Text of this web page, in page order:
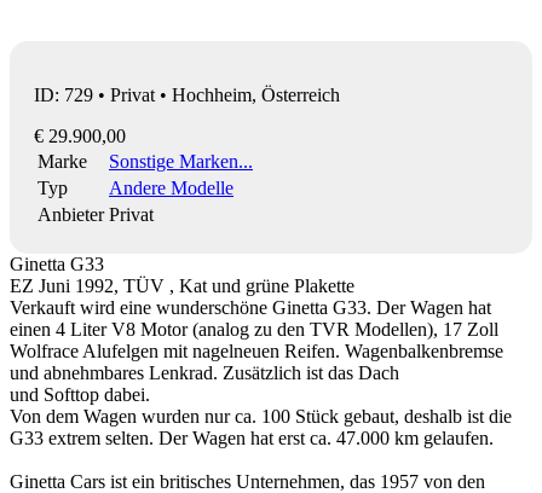
ID: 729 • Privat • Hochheim, Österreich
€ 29.900,00
Marke
Sonstige Marken...
Typ
Andere Modelle
Anbieter Privat
Ginetta G33
EZ Juni 1992, TÜV , Kat und grüne Plakette
Verkauft wird eine wunderschöne Ginetta G33. Der Wagen hat
einen 4 Liter V8 Motor (analog zu den TVR Modellen), 17 Zoll
Wolfrace Alufelgen mit nagelneuen Reifen. Wagenbalkenbremse
und abnehmbares Lenkrad. Zusätzlich ist das Dach
und Softtop dabei.
Von dem Wagen wurden nur ca. 100 Stück gebaut, deshalb ist die
G33 extrem selten. Der Wagen hat erst ca. 47.000 km gelaufen.
Ginetta Cars ist ein britisches Unternehmen, das 1957 von den